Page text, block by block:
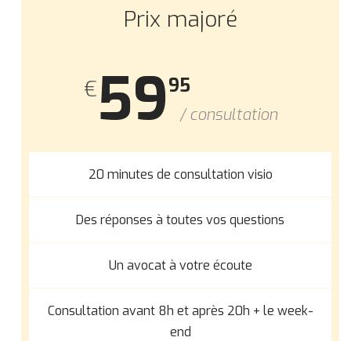
Prix majoré
€5995
/ consultation
20 minutes de consultation visio
Des réponses à toutes vos questions
Un avocat à votre écoute
Consultation avant 8h et après 20h + le week-
end